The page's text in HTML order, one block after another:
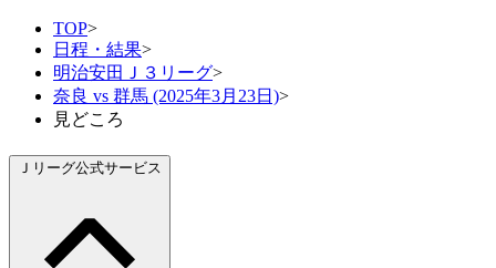
TOP>
日程・結果>
明治安田Ｊ３リーグ>
奈良 vs 群馬 (2025年3月23日)>
見どころ
Ｊリーグ公式サービス